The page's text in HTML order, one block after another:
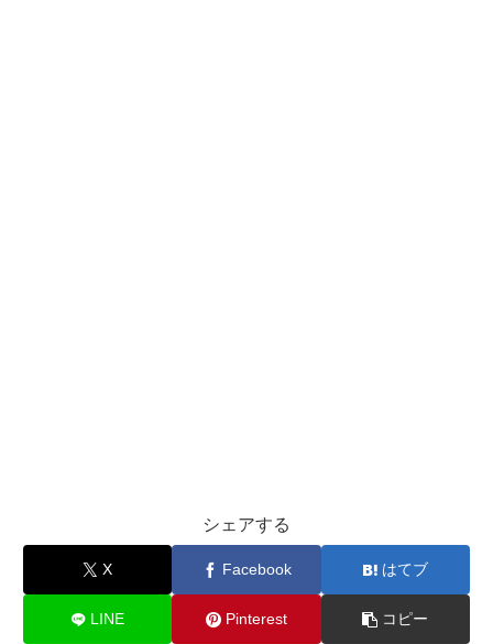
シェアする
X Facebook はてブ
LINE Pinterest コピー